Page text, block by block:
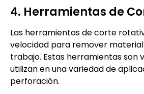
4. Herramientas de
Las herramientas de corte
velocidad para remover
trabajo. Estas herramientas son
utilizan en una variedad de
perforación.